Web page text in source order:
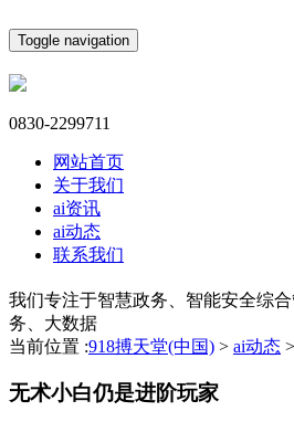
Toggle navigation
0830-2299711
网站首页
关于我们
ai资讯
ai动态
联系我们
我们专注于智慧政务、智能安全综
务、大数据
当前位置 :918搏天堂(中国) > ai动态 >
无术小白仍是进阶玩家